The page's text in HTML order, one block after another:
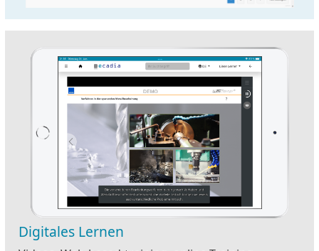
Digitales Lernen